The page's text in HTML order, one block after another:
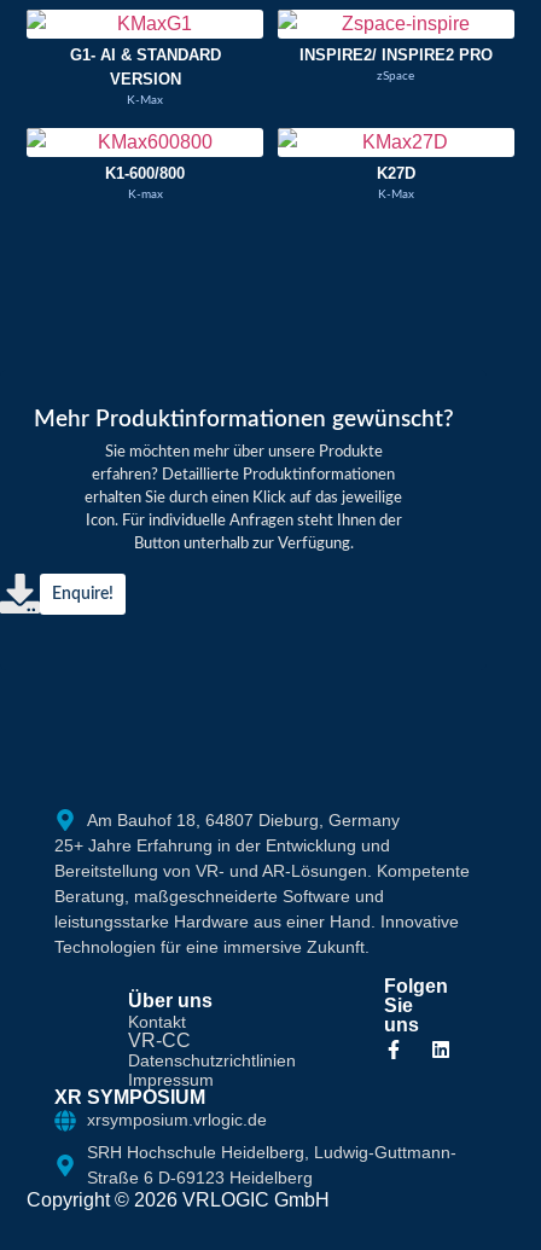
G1- AI & STANDARD
VERSION
K-Max
INSPIRE2/ INSPIRE2 PRO
zSpace
K1-600/800
K-max
K27D
K-Max
Mehr Produktinformationen gewünscht?
Sie möchten mehr über unsere Produkte
erfahren? Detaillierte Produktinformationen
erhalten Sie durch einen Klick auf das jeweilige
Icon. Für individuelle Anfragen steht Ihnen der
Button unterhalb zur Verfügung.
Enquire!
Am Bauhof 18, 64807 Dieburg, Germany
25+ Jahre Erfahrung in der Entwicklung und
Bereitstellung von VR- und AR-Lösungen. Kompetente
Beratung, maßgeschneiderte Software und
leistungsstarke Hardware aus einer Hand. Innovative
Technologien für eine immersive Zukunft.
Über uns
Kontakt
VR-CC
Datenschutzrichtlinien
Impressum
Folgen
Sie
uns
XR SYMPOSIUM
xrsymposium.vrlogic.de
SRH Hochschule Heidelberg, Ludwig-Guttmann-
Straße 6 D-69123 Heidelberg
Copyright © 2026 VRLOGIC GmbH